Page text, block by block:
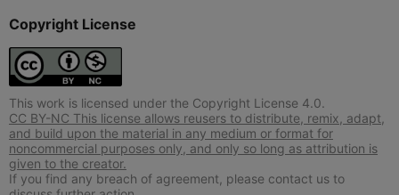
Copyright License
This work is licensed under the Copyright License 4.0.
CC BY-NC This license allows reusers to distribute, remix, adapt,
and build upon the material in any medium or format for
noncommercial purposes only, and only so long as attribution is
given to the creator.
If you find any breach of agreement, please contact us to